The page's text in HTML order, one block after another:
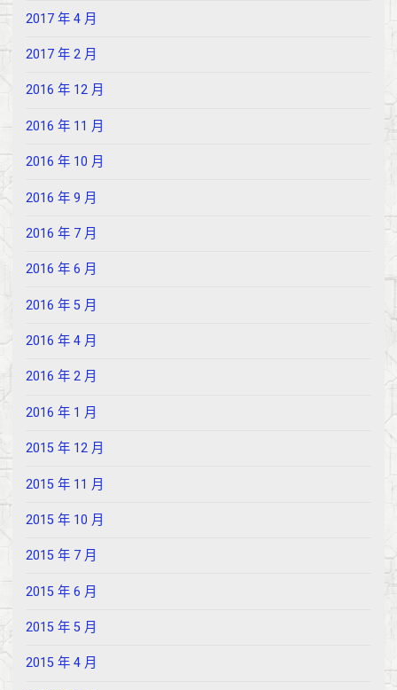
2017 年 4 月
2017 年 2 月
2016 年 12 月
2016 年 11 月
2016 年 10 月
2016 年 9 月
2016 年 7 月
2016 年 6 月
2016 年 5 月
2016 年 4 月
2016 年 2 月
2016 年 1 月
2015 年 12 月
2015 年 11 月
2015 年 10 月
2015 年 7 月
2015 年 6 月
2015 年 5 月
2015 年 4 月